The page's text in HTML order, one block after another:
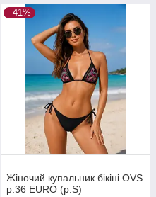
–41%
Жіночий купальник бікіні OVS
р.36 EURO (р.S)